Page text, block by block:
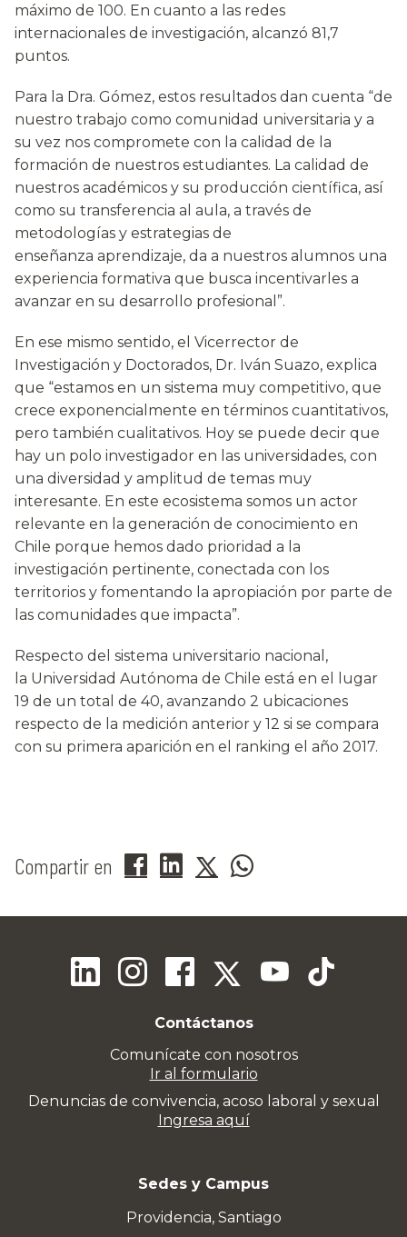
máximo de 100. En cuanto a las redes
internacionales de investigación, alcanzó 81,7
puntos.
Para la Dra. Gómez, estos resultados dan cuenta “de
nuestro trabajo como comunidad universitaria y a
su vez nos compromete con la calidad de la
formación de nuestros estudiantes. La calidad de
nuestros académicos y su producción científica, así
como su transferencia al aula, a través de
metodologías y estrategias de
enseñanza aprendizaje, da a nuestros alumnos una
experiencia formativa que busca incentivarles a
avanzar en su desarrollo profesional”.
En ese mismo sentido, el Vicerrector de
Investigación y Doctorados, Dr. Iván Suazo, explica
que “estamos en un sistema muy competitivo, que
crece exponencialmente en términos cuantitativos,
pero también cualitativos. Hoy se puede decir que
hay un polo investigador en las universidades, con
una diversidad y amplitud de temas muy
interesante. En este ecosistema somos un actor
relevante en la generación de conocimiento en
Chile porque hemos dado prioridad a la
investigación pertinente, conectada con los
territorios y fomentando la apropiación por parte de
las comunidades que impacta”.
Respecto del sistema universitario nacional,
la Universidad Autónoma de Chile está en el lugar
19 de un total de 40, avanzando 2 ubicaciones
respecto de la medición anterior y 12 si se compara
con su primera aparición en el ranking el año 2017.
Compartir en
Contáctanos
Comunícate con nosotros
Ir al formulario
Denuncias de convivencia, acoso laboral y sexual
Ingresa aquí
Sedes y Campus
Providencia, Santiago